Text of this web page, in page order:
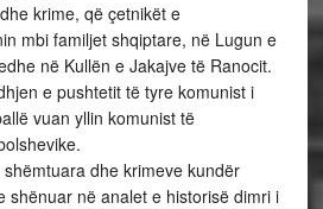
krime, që çetnikët e
mbi familjet shqiptare, në Lugun e
në Kullën e Jakajve të Ranocit.
e pushtetit të tyre komunist i
vuan yllin komunist të
dhe krimeve kundër
shënuar në analet e historisë dimri i